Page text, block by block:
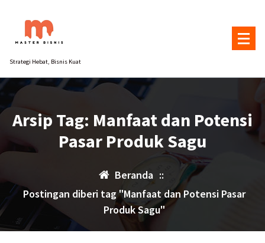
konten
Strategi Hebat, Bisnis Kuat
Arsip Tag: Manfaat dan Potensi
Pasar Produk Sagu
Beranda ::
Postingan diberi tag "Manfaat dan Potensi Pasar
Produk Sagu"